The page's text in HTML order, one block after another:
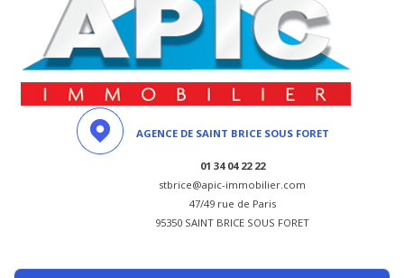
AGENCE DE SAINT BRICE SOUS FORET
01 34 04 22 22
stbrice@apic-immobilier.com
47/49 rue de Paris
95350 SAINT BRICE SOUS FORET